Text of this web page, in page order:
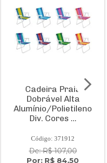
Cadeira Praia
Dobrável Alta
Alumínio/Polietileno
Div. Cores ...
Código: 371912
De: R$ 107,00
Por: R$ 84,50